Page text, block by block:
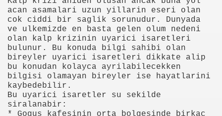
acan asamalari uzun yillarin eseri olan
cok ciddi bir saglik sorunudur. Dunyada
ve ulkemizde en basta gelen olum nedeni
olan kalp krizinin uyarici isaretleri
bulunur. Bu konuda bilgi sahibi olan
bireyler uyarici isaretleri dikkate alip
bu konudan kolayca ayrilabilecekken
bilgisi olamayan bireyler ise hayatlarini
kaybedebilir.
Bu uyarici isaretler su sekilde
siralanabir:
* Gogus kafesinin orta bolgesinde birkac
açmak için 80 milyon dolar yatırdı